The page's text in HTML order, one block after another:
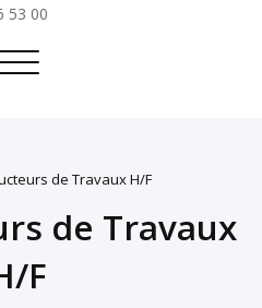
53 00
Toggle
de Travaux H/F
de Travaux
F